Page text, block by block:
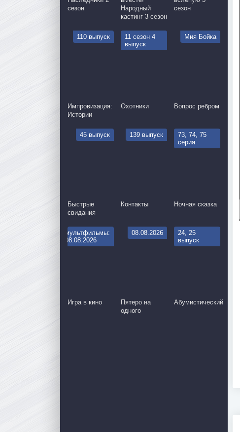
сезон
Народный
кастинг 3 сезон
сезон
110 выпуск
Импровизация:
Истории
11 сезон 4
выпуск
Охотники
Мия Бойка
Вопрос ребром
45 выпуск
Быстрые
свидания
139 выпуск
Контакты
73, 74, 75
серия
Ночная сказка
мультфильмы:
08.08.2026
Игра в кино
08.08.2026
Пятеро на
одного
24, 25
выпуск
Абумистический